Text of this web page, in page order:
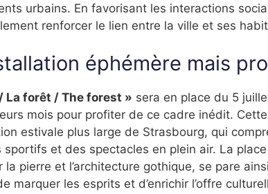
urbains. En favorisant les interactions
renforcer le lien entre la ville et ses
éphémère mais
La forêt / The forest » sera en place du 5
mois pour profiter de ce cadre inédit.
estivale plus large de Strasbourg, qui
sportifs et des spectacles en plein air. La
la pierre et l’architecture gothique, se pare
marquer les esprits et d’enrichir l’offre